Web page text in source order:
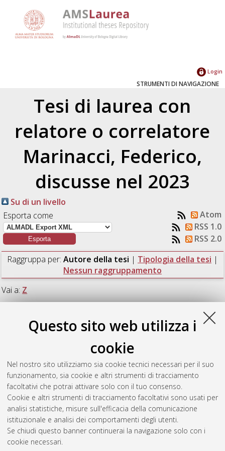
Questo sito web utilizza i
cookie
Nel nostro sito utilizziamo sia cookie tecnici necessari per il suo
funzionamento, sia cookie e altri strumenti di tracciamento
facoltativi che potrai attivare solo con il tuo consenso.
Cookie e altri strumenti di tracciamento facoltativi sono usati per
analisi statistiche, misure sull'efficacia della comunicazione
istituzionale e analisi dei comportamenti degli utenti.
Se chiudi questo banner continuerai la navigazione solo con i
cookie necessari.
Login
STRUMENTI DI NAVIGAZIONE
Tesi di laurea con
relatore o correlatore
Marinacci, Federico,
discusse nel 2023
Su di un livello
Esporta come
Atom
RSS 1.0
RSS 2.0
Raggruppa per: Autore della tesi | Tipologia della tesi |
Nessun raggruppamento
Vai a: Z
Zangarelli, Riccardo(2023) Dynamic zoom simulations in
AREPO.[Laurea magistrale], Università di Bologna, Corso di
Studio inAstrofisica e cosmologia [LM-DM270]
Questa lista e' stata generata ilSun Aug 9 05:13:32 2026
CEST